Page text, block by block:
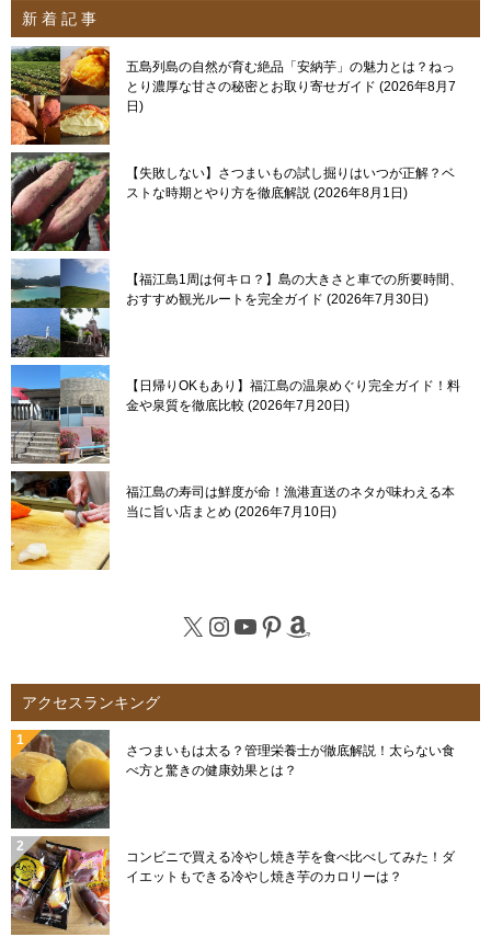
新 着 記 事
五島列島の自然が育む絶品「安納芋」の魅力とは？ねっ
とり濃厚な甘さの秘密とお取り寄せガイド 2026年8月7
日
【失敗しない】さつまいもの試し掘りはいつが正解？ベ
ストな時期とやり方を徹底解説 2026年8月1日
【福江島1周は何キロ？】島の大きさと車での所要時間、
おすすめ観光ルートを完全ガイド 2026年7月30日
【日帰りOKもあり】福江島の温泉めぐり完全ガイド！料
金や泉質を徹底比較 2026年7月20日
福江島の寿司は鮮度が命！漁港直送のネタが味わえる本
当に旨い店まとめ 2026年7月10日
X Instagram
YouTube
Pinterest
Amazon
アクセスランキング
さつまいもは太る？管理栄養士が徹底解説！太らない食
べ方と驚きの健康効果とは？
コンビニで買える冷やし焼き芋を食べ比べしてみた！ダ
イエットもできる冷やし焼き芋のカロリーは？